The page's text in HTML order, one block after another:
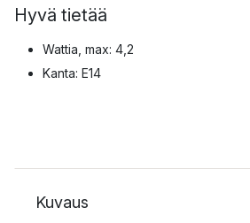
Hyvä tietää
Wattia, max: 4,2
Kanta: E14
Kuvaus